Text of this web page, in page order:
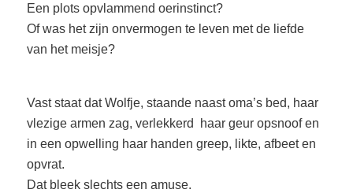
Een plots opvlammend oerinstinct?
Of was het zijn onvermogen te leven met de liefde
van het meisje?
Vast staat dat Wolfje, staande naast oma’s bed, haar
vlezige armen zag, verlekkerd haar geur opsnoof en
in een opwelling haar handen greep, likte, afbeet en
opvrat.
Dat bleek slechts een amuse.